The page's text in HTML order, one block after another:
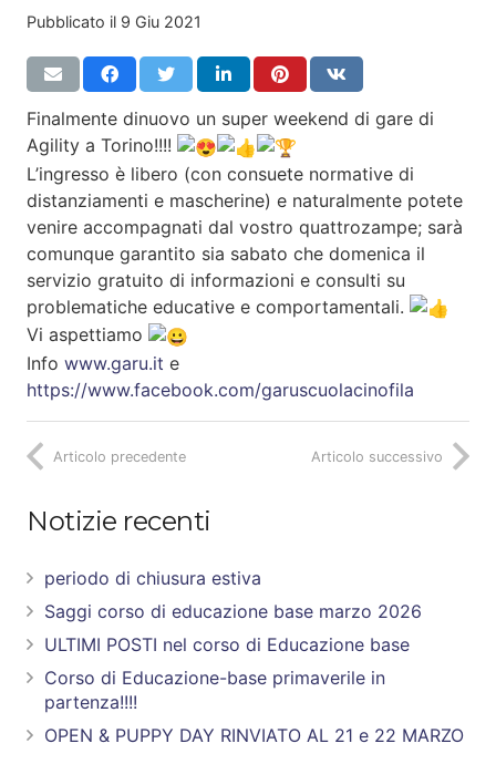
Pubblicato il 9 Giu 2021
Finalmente dinuovo un super weekend di gare di
Agility a Torino!!!!
L’ingresso è libero (con consuete normative di
distanziamenti e mascherine) e naturalmente potete
venire accompagnati dal vostro quattrozampe; sarà
comunque garantito sia sabato che domenica il
servizio gratuito di informazioni e consulti su
problematiche educative e comportamentali.
Vi aspettiamo
Info www.garu.it e
https://www.facebook.com/garuscuolacinofila
Articolo precedente Articolo successivo
Notizie recenti
periodo di chiusura estiva
Saggi corso di educazione base marzo 2026
ULTIMI POSTI nel corso di Educazione base
Corso di Educazione-base primaverile in
partenza!!!!
OPEN & PUPPY DAY RINVIATO AL 21 e 22 MARZO